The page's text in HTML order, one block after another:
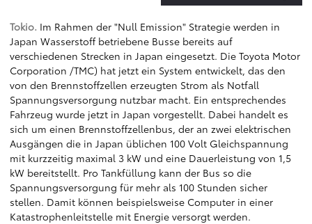
Tokio. Im Rahmen der "Null Emission" Strategie werden in
Japan Wasserstoff betriebene Busse bereits auf
verschiedenen Strecken in Japan eingesetzt. Die Toyota Motor
Corporation /TMC) hat jetzt ein System entwickelt, das den
von den Brennstoffzellen erzeugten Strom als Notfall
Spannungsversorgung nutzbar macht. Ein entsprechendes
Fahrzeug wurde jetzt in Japan vorgestellt. Dabei handelt es
sich um einen Brennstoffzellenbus, der an zwei elektrischen
Ausgängen die in Japan üblichen 100 Volt Gleichspannung
mit kurzzeitig maximal 3 kW und eine Dauerleistung von 1,5
kW bereitstellt. Pro Tankfüllung kann der Bus so die
Spannungsversorgung für mehr als 100 Stunden sicher
stellen. Damit können beispielsweise Computer in einer
Katastrophenleitstelle mit Energie versorgt werden.